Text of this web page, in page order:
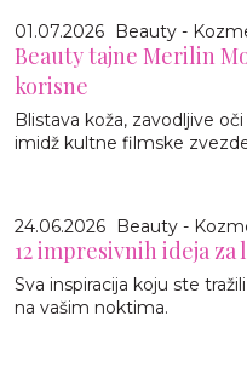
01.07.2026 Beauty -
Beauty tajne Merilin
korisne
Blistava koža, zavodljive
imidž kultne filmske
24.06.2026 Beauty -
12 impresivnih ideja
Sva inspiracija koju ste
na vašim noktima.